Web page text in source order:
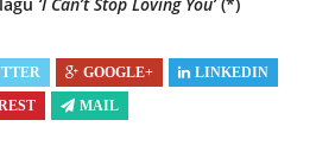
GOOGLE+
LINKEDIN
MAIL